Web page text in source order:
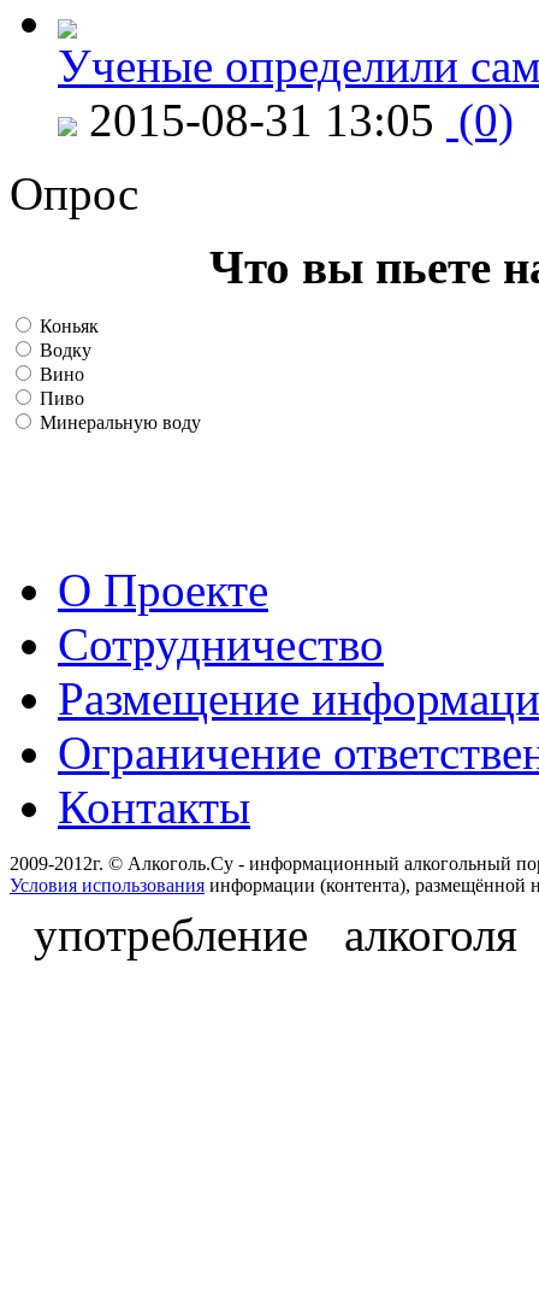
Ученые определили
2015-08-31 13:05 (0)
Опрос
Что вы пьете
Коньяк
Водку
Вино
Пиво
Минеральную воду
О Проекте
Сотрудничество
Размещение
Ограничение
Контакты
2009-2012г. © Алкоголь.Су - информационный алкогольный
Условия использования информации (контента), размещённой
употребление